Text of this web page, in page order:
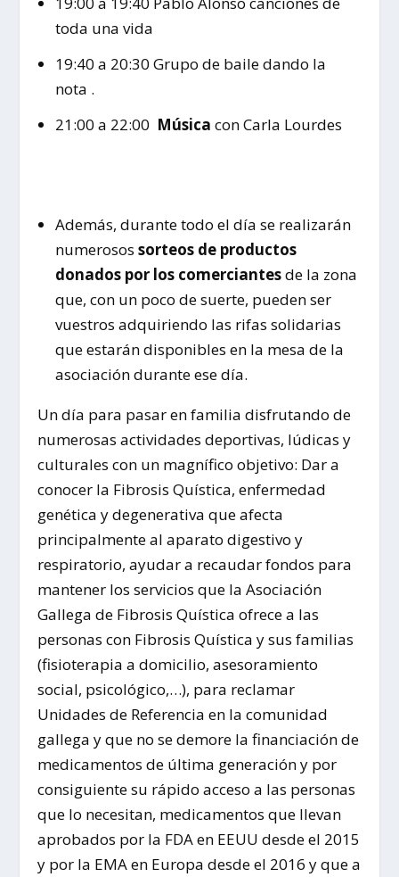
toda una vida
19:40 a 20:30 Grupo de baile dando la
nota .
21:00 a 22:00 Música con Carla Lourdes
Además, durante todo el día se realizarán
numerosos sorteos de productos
donados por los comerciantesde la zona
que, con un poco de suerte, pueden ser
vuestros adquiriendo las rifas solidarias
que estarán disponibles en la mesa de la
asociación durante ese día.
Un día para pasar en familia disfrutando de
numerosas actividades deportivas, lúdicas y
culturales con un magnífico objetivo: Dar a
conocer la Fibrosis Quística, enfermedad
genética y degenerativa que afecta
principalmente al aparato digestivo y
respiratorio, ayudar a recaudar fondos para
mantener los servicios que la Asociación
Gallega de Fibrosis Quística ofrece a las
personas con Fibrosis Quística y sus familias
(fisioterapia a domicilio, asesoramiento
social, psicológico,…), para reclamar
Unidades de Referencia en la comunidad
gallega y que no se demore la financiación de
medicamentos de última generación y por
consiguiente su rápido acceso a las personas
que lo necesitan, medicamentos que llevan
aprobados por la FDA en EEUU desde el 2015
y por la EMA en Europa desde el 2016 y que a